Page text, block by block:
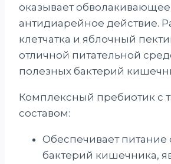
оказывает
антидиарейное действие.
клетчатка и яблочный
отличной питательной
полезных бактерий
Комплексный пребиотик с
составом:
Обеспечивает питание
бактерий кишечника,